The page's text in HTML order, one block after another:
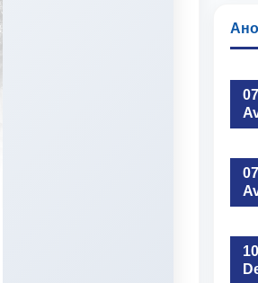
07
07
10